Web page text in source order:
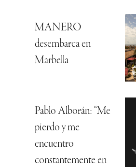
MANERO
desembarca en
Marbella
Pablo Alborán: “Me
pierdo y me
encuentro
constantemente en